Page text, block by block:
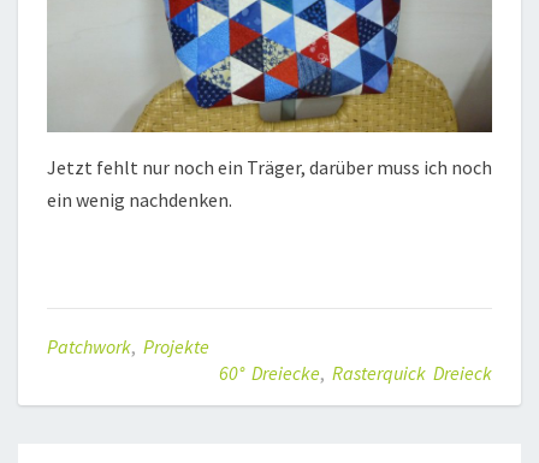
Jetzt fehlt nur noch ein Träger, darüber muss ich noch
ein wenig nachdenken.
Patchwork, Projekte
60° Dreiecke, Rasterquick Dreieck